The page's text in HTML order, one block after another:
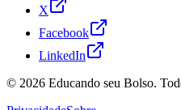
X
Facebook
LinkedIn
© 2026 Educando seu Bolso.